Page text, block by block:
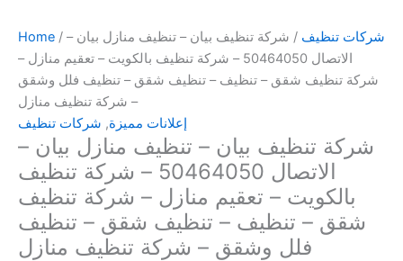
Home / شركات تنظيف / شركة تنظيف بيان – تنظيف منازل بيان –
الاتصال 50464050 – شركة تنظيف بالكويت – تعقيم منازل –
شركة تنظيف شقق – تنظيف – تنظيف شقق – تنظيف فلل وشقق
– شركة تنظيف منازل
إعلانات مميزة, شركات تنظيف
شركة تنظيف بيان – تنظيف منازل بيان –
الاتصال 50464050 – شركة تنظيف
بالكويت – تعقيم منازل – شركة تنظيف
شقق – تنظيف – تنظيف شقق – تنظيف
فلل وشقق – شركة تنظيف منازل